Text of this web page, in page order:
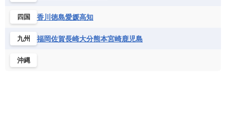
四国 香川 徳島愛媛高知
九州 福岡佐賀長崎大分熊本宮崎鹿児島
沖縄